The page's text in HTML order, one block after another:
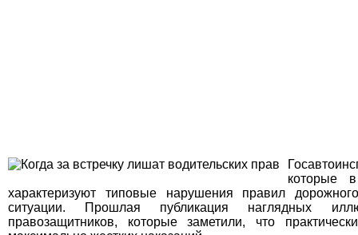
которые
характеризуют типовые нарушения правил
ситуации. Прошлая публикация наглядных
правозащитников, которые заметили, что